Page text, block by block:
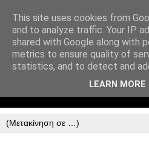
This site uses cookies from
and to analyze traffic. Your IP
shared with Google along with
metrics to ensure quality of
statistics, and to detect and
LEARN MORE